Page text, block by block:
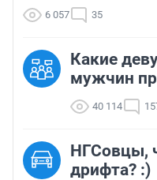
6 057 35
Какие
мужчин
40 114
НГСовцы,
дрифта? :)